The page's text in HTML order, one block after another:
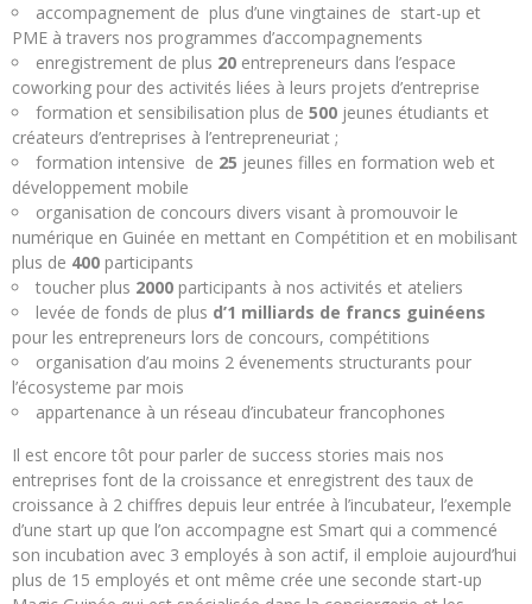
accompagnement de plus d’une vingtaines de start-up et
PME à travers nos programmes d’accompagnements
enregistrement de plus 20 entrepreneurs dans l’espace
coworking pour des activités liées à leurs projets d’entreprise
formation et sensibilisation plus de 500 jeunes étudiants et
créateurs d’entreprises à l’entrepreneuriat ;
formation intensive de 25 jeunes filles en formation web et
développement mobile
organisation de concours divers visant à promouvoir le
numérique en Guinée en mettant en Compétition et en mobilisant
plus de 400 participants
toucher plus 2000 participants à nos activités et ateliers
levée de fonds de plus d’1 milliards de francs guinéens
pour les entrepreneurs lors de concours, compétitions
organisation d’au moins 2 évenements structurants pour
l’écosysteme par mois
appartenance à un réseau d’incubateur francophones
Il est encore tôt pour parler de success stories mais nos
entreprises font de la croissance et enregistrent des taux de
croissance à 2 chiffres depuis leur entrée à l’incubateur, l’exemple
d’une start up que l’on accompagne est Smart qui a commencé
son incubation avec 3 employés à son actif, il emploie aujourd’hui
plus de 15 employés et ont même crée une seconde start-up